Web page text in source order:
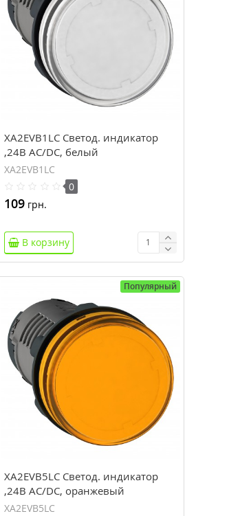
XA2EVB1LC Светод. индикатор
,24В AC/DC, белый
XA2EVB1LC
0
109 грн.
В корзину
Популярный
XA2EVB5LC Светод. индикатор
,24В AC/DC, оранжевый
XA2EVB5LC